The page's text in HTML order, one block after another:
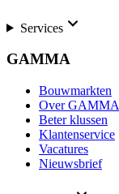
Services
GAMMA
Bouwmarkten
Over GAMMA
Beter klussen
Klantenservice
Vacatures
Nieuwsbrief